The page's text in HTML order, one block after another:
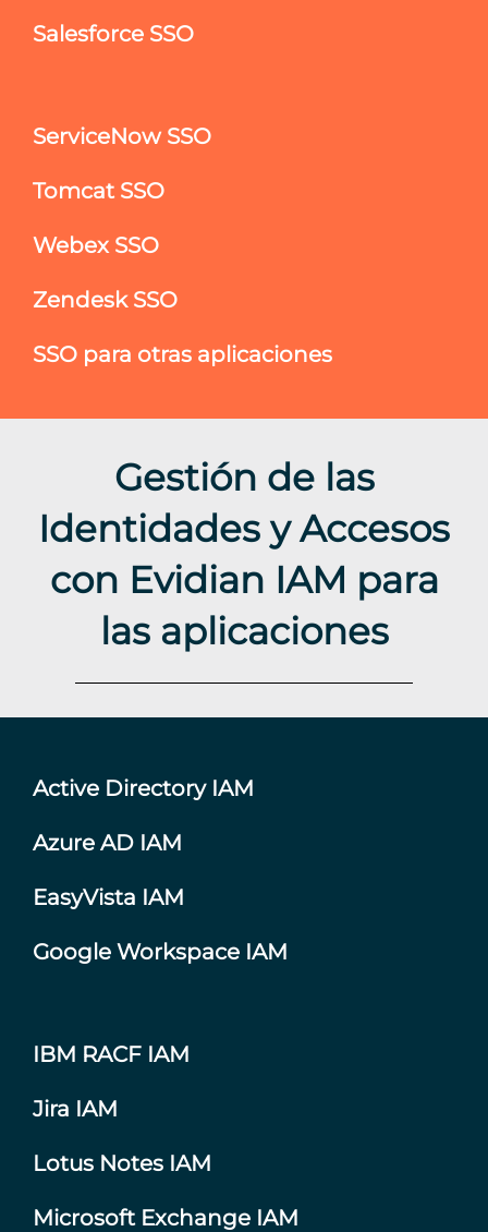
Salesforce SSO
ServiceNow SSO
Tomcat SSO
Webex SSO
Zendesk SSO
SSO para otras aplicaciones
Gestión de las
Identidades y Accesos
con Evidian IAM para
las aplicaciones
Active Directory IAM
Azure AD IAM
EasyVista IAM
Google Workspace IAM
IBM RACF IAM
Jira IAM
Lotus Notes IAM
Microsoft Exchange IAM